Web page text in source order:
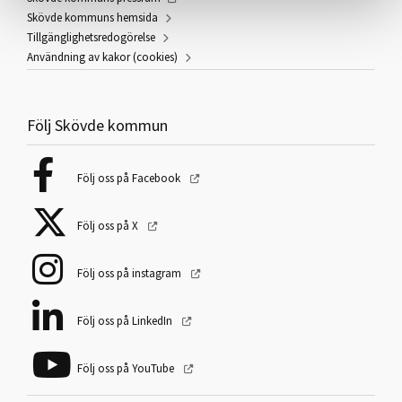
Skövde kommuns hemsida
Tillgänglighetsredogörelse
Användning av kakor (cookies)
Följ Skövde kommun
Följ oss på Facebook
Följ oss på X
Följ oss på instagram
Följ oss på LinkedIn
Följ oss på YouTube